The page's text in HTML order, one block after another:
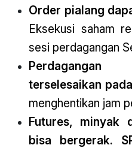
Order pialang
Eksekusi saham
sesi perdagangan
terselesaikan
menghentikan jam
Futures, minyak
bisa bergerak.